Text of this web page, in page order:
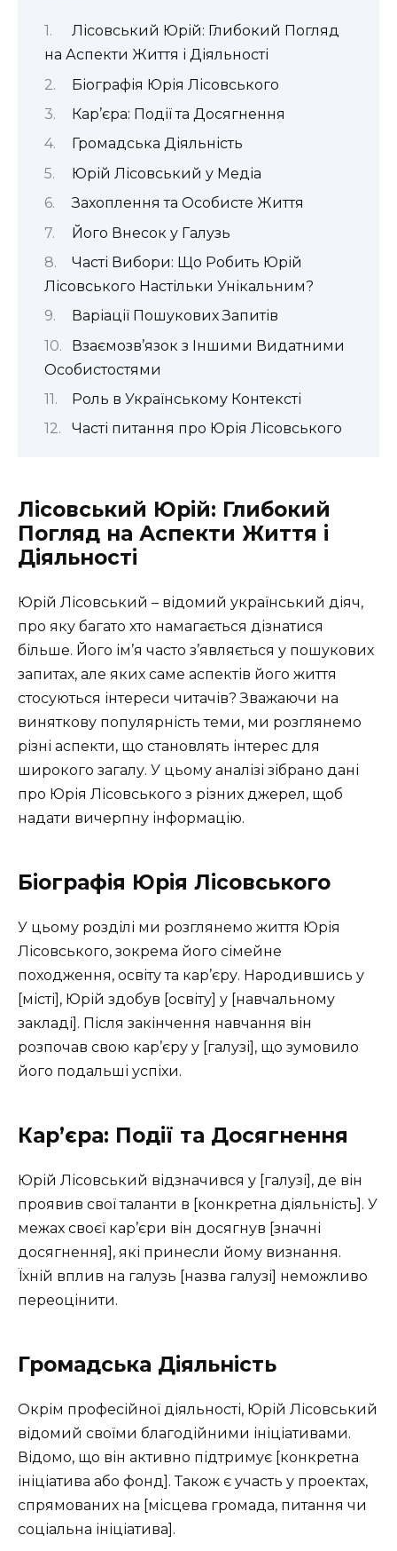
Лісовський Юрій: Глибокий Погляд
на Аспекти Життя і Діяльності
Біографія Юрія Лісовського
Кар’єра: Події та Досягнення
Громадська Діяльність
Юрій Лісовський у Медіа
Захоплення та Особисте Життя
Його Внесок у Галузь
Часті Вибори: Що Робить Юрій
Лісовського Настільки Унікальним?
Варіації Пошукових Запитів
Взаємозв’язок з Іншими Видатними
Особистостями
Роль в Українському Контексті
Часті питання про Юрія Лісовського
Лісовський Юрій: Глибокий
Погляд на Аспекти Життя і
Діяльності
Юрій Лісовський – відомий український діяч,
про яку багато хто намагається дізнатися
більше. Його ім’я часто з’являється у пошукових
запитах, але яких саме аспектів його життя
стосуються інтереси читачів? Зважаючи на
виняткову популярність теми, ми розглянемо
різні аспекти, що становлять інтерес для
широкого загалу. У цьому аналізі зібрано дані
про Юрія Лісовського з різних джерел, щоб
надати вичерпну інформацію.
Біографія Юрія Лісовського
У цьому розділі ми розглянемо життя Юрія
Лісовського, зокрема його сімейне
походження, освіту та кар’єру. Народившись у
[місті], Юрій здобув [освіту] у [навчальному
закладі]. Після закінчення навчання він
розпочав свою кар’єру у [галузі], що зумовило
його подальші успіхи.
Кар’єра: Події та Досягнення
Юрій Лісовський відзначився у [галузі], де він
проявив свої таланти в [конкретна діяльність]. У
межах своєї кар’єри він досягнув [значні
досягнення], які принесли йому визнання.
Їхній вплив на галузь [назва галузі] неможливо
переоцінити.
Громадська Діяльність
Окрім професійної діяльності, Юрій Лісовський
відомий своїми благодійними ініціативами.
Відомо, що він активно підтримує [конкретна
ініціатива або фонд]. Також є участь у проектах,
спрямованих на [місцева громада, питання чи
соціальна ініціатива].